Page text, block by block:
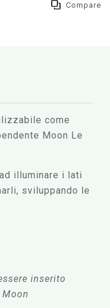
Compare
come
Moon Le
illuminare i lati
sviluppando le
inserito